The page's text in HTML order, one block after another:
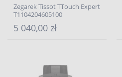
Zegarek Tissot TTouch Expert
T1104204605100
5 040,00 zł